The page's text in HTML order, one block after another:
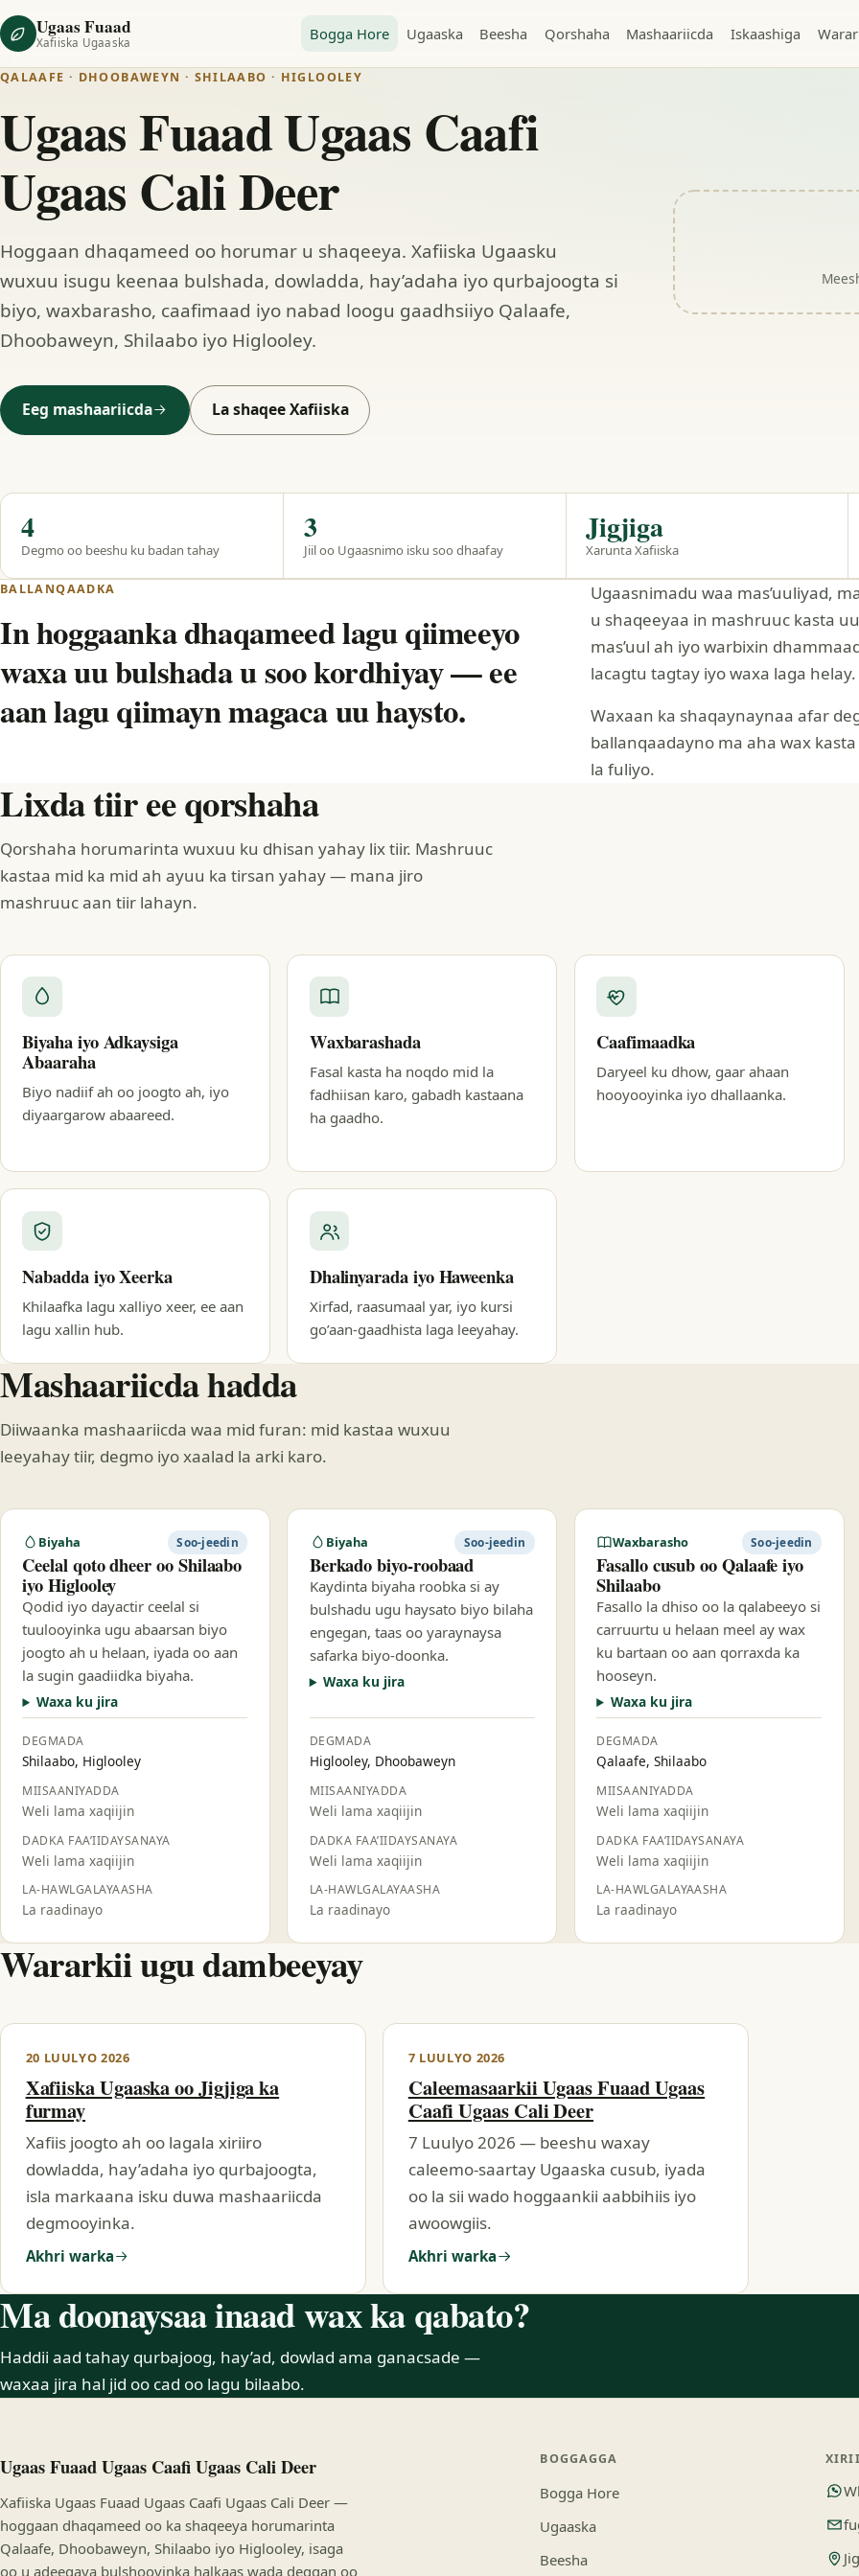
Ugaas Fuaad
Xafiiska Ugaaska Bogga Hore Ugaaska Beesha Qorshaha Mashaariicda Iskaashiga
QALAAFE · DHOOBAWEYN · SHILAABO · HIGLOOLEY
Ugaas Fuaad Ugaas Caafi
Ugaas Cali Deer
Hoggaan dhaqameed oo horumar u shaqeeya. Xafiiska Ugaasku
wuxuu isugu keenaa bulshada, dowladda, hay’adaha iyo qurbajoogta si
biyo, waxbarasho, caafimaad iyo nabad loogu gaadhsiiyo Qalaafe,
Dhoobaweyn, Shilaabo iyo Higlooley.
Eeg mashaariicda La shaqee Xafiiska
Hal eeg
Degmo oo beeshu ku badan tahay
4
Jiil oo Ugaasnimo isku soo dhaafay
3
Xarunta Xafiiska
Jigjiga
BALLANQAADKA
In hoggaanka dhaqameed lagu qiimeeyo
waxa uu bulshada u soo kordhiyay — ee
aan lagu qiimayn magaca uu haysto.
Ugaasnimadu waa mas’uuliyad,
u shaqeeyaa in mashruuc kasta
mas’uul ah iyo warbixin
lacagtu tagtay iyo waxa laga helay.
Waxaan ka shaqaynaynaa afar
ballanqaadayno ma aha wax
la fuliyo.
Lixda tiir ee qorshaha
Qorshaha horumarinta wuxuu ku dhisan yahay lix tiir. Mashruuc
kastaa mid ka mid ah ayuu ka tirsan yahay — mana jiro
mashruuc aan tiir lahayn.
Biyaha iyo Adkaysiga
Abaaraha
Biyo nadiif ah oo joogto ah, iyo
diyaargarow abaareed.
Waxbarashada
Fasal kasta ha noqdo mid la
fadhiisan karo, gabadh kastaana
ha gaadho.
Caafimaadka
Daryeel ku dhow, gaar ahaan
hooyooyinka iyo dhallaanka.
Nabadda iyo Xeerka
Khilaafka lagu xalliyo xeer, ee aan
lagu xallin hub.
Dhalinyarada iyo Haweenka
Xirfad, raasumaal yar, iyo kursi
go’aan-gaadhista laga leeyahay.
Mashaariicda hadda
Diiwaanka mashaariicda waa mid furan: mid kastaa wuxuu
leeyahay tiir, degmo iyo xaalad la arki karo.
Biyaha Soo-jeedin
Ceelal qoto dheer oo Shilaabo
iyo Higlooley
Qodid iyo dayactir ceelal si
tuulooyinka ugu abaarsan biyo
joogto ah u helaan, iyada oo aan
la sugin gaadiidka biyaha.
Waxa ku jira
DEGMADA
Shilaabo, Higlooley
MIISAANIYADDA
Weli lama xaqiijin
DADKA FAA’IIDAYSANAYA
Weli lama xaqiijin
LA-HAWLGALAYAASHA
La raadinayo
Biyaha Soo-jeedin
Berkado biyo-roobaad
Kaydinta biyaha roobka si ay
bulshadu ugu haysato biyo bilaha
engegan, taas oo yaraynaysa
safarka biyo-doonka.
Waxa ku jira
DEGMADA
Higlooley, Dhoobaweyn
MIISAANIYADDA
Weli lama xaqiijin
DADKA FAA’IIDAYSANAYA
Weli lama xaqiijin
LA-HAWLGALAYAASHA
La raadinayo
Waxbarasho Soo-jeedin
Fasallo cusub oo Qalaafe iyo
Shilaabo
Fasallo la dhiso oo la qalabeeyo si
carruurtu u helaan meel ay wax
ku bartaan oo aan qorraxda ka
hooseyn.
Waxa ku jira
DEGMADA
Qalaafe, Shilaabo
MIISAANIYADDA
Weli lama xaqiijin
DADKA FAA’IIDAYSANAYA
Weli lama xaqiijin
LA-HAWLGALAYAASHA
La raadinayo
Wararkii ugu dambeeyay
20 LUULYO 2026
Xafiiska Ugaaska oo Jigjiga ka
furmay
Xafiis joogto ah oo lagala xiriiro
dowladda, hay’adaha iyo qurbajoogta,
isla markaana isku duwa mashaariicda
degmooyinka.
Akhri warka
7 LUULYO 2026
Caleemasaarkii Ugaas Fuaad Ugaas
Caafi Ugaas Cali Deer
7 Luulyo 2026 — beeshu waxay
caleemo-saartay Ugaaska cusub, iyada
oo la sii wado hoggaankii aabbihiis iyo
awoowgiis.
Akhri warka
Ma doonaysaa inaad wax ka qabato?
Haddii aad tahay qurbajoog, hay’ad, dowlad ama ganacsade —
waxaa jira hal jid oo cad oo lagu bilaabo.
Ugaas Fuaad Ugaas Caafi Ugaas Cali Deer
Xafiiska Ugaas Fuaad Ugaas Caafi Ugaas Cali Deer —
hoggaan dhaqameed oo ka shaqeeya horumarinta
Qalaafe, Dhoobaweyn, Shilaabo iyo Higlooley, isaga
oo u adeegaya bulshooyinka halkaas wada deggan oo
BOGGAGGA
Bogga Hore
Ugaaska
Beesha